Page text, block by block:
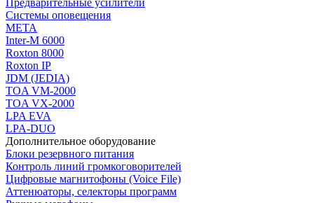
Предварительные усилители
Системы оповещения
МЕТА
Inter-M 6000
Roxton 8000
Roxton IP
JDM (JEDIA)
TOA VM-2000
TOA VX-2000
LPA EVA
LPA-DUO
Дополнительное оборудование
Блоки резервного питания
Контроль линий громкоговорителей
Цифровые магнитофоны (Voice File)
Аттенюаторы, селекторы программ